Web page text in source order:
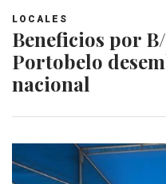
LOCALES
Beneficios por
Portobelo
nacional